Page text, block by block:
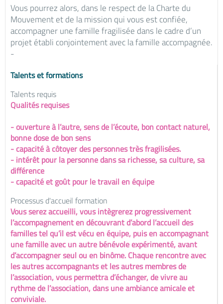
Vous pourrez alors, dans le respect de la Charte du
Mouvement et de la mission qui vous est confiée,
accompagner une famille fragilisée dans le cadre d’un
projet établi conjointement avec la famille accompagnée.
-
Talents et formations
Talents requis
Qualités requises
- ouverture à l’autre, sens de l’écoute, bon contact naturel,
bonne dose de bon sens
- capacité à côtoyer des personnes très fragilisées.
- intérêt pour la personne dans sa richesse, sa culture, sa
différence
- capacité et goût pour le travail en équipe
Processus d'accueil formation
Vous serez accueilli, vous intègrerez progressivement
l’accompagnement en découvrant d’abord l’accueil des
familles tel qu’il est vécu en équipe, puis en accompagnant
une famille avec un autre bénévole expérimenté, avant
d’accompagner seul ou en binôme. Chaque rencontre avec
les autres accompagnants et les autres membres de
l’association, vous permettra d’échanger, de vivre au
rythme de l’association, dans une ambiance amicale et
conviviale.